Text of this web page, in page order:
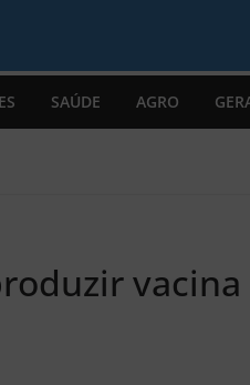
SAÚDE AGRO
vacina